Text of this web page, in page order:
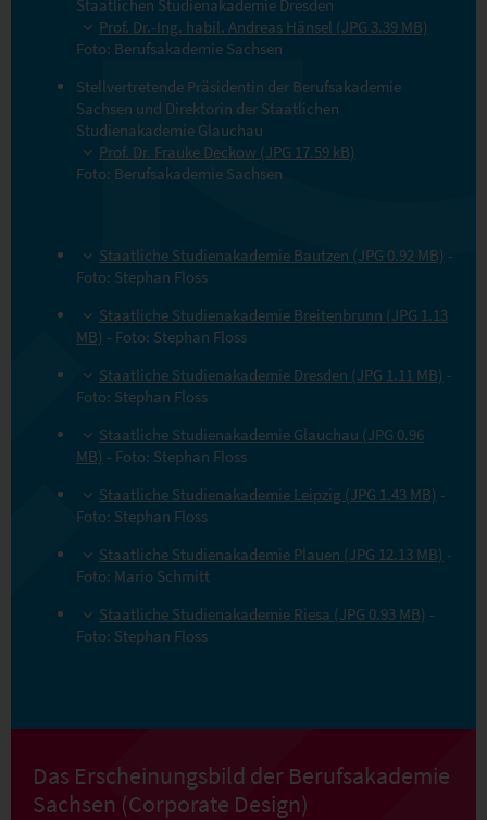
Staatlichen Studienakademie Dresden
Prof. Dr.-Ing. habil. Andreas Hänsel (JPG 3.39 MB)
Foto: Berufsakademie Sachsen
Stellvertretende Präsidentin der Berufsakademie
Sachsen und Direktorin der Staatlichen
Studienakademie Glauchau
Prof. Dr. Frauke Deckow (JPG 17.59 kB)
Foto: Berufsakademie Sachsen
Staatliche Studienakademie Bautzen (JPG 0.92 MB) -
Foto: Stephan Floss
Staatliche Studienakademie Breitenbrunn (JPG 1.13
MB) - Foto: Stephan Floss
Staatliche Studienakademie Dresden (JPG 1.11 MB) -
Foto: Stephan Floss
Staatliche Studienakademie Glauchau (JPG 0.96
MB) - Foto: Stephan Floss
Staatliche Studienakademie Leipzig (JPG 1.43 MB) -
Foto: Stephan Floss
Staatliche Studienakademie Plauen (JPG 12.13 MB) -
Foto: Mario Schmitt
Staatliche Studienakademie Riesa (JPG 0.93 MB) -
Foto: Stephan Floss
Das Erscheinungsbild der Berufsakademie
Sachsen (Corporate Design)